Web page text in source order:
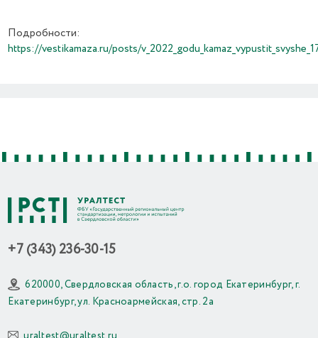
Подробности:
https://vestikamaza.ru/posts/
+7 (343) 236-30-15
620000, Свердловская область, г.о. город Екатеринбург, г.
Екатеринбург, ул. Красноармейская, стр. 2а